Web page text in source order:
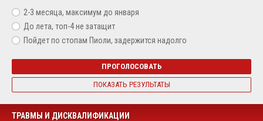
2-3 месяца, максимум до января
До лета, топ-4 не затащит
Пойдет по стопам Пиоли, задержится надолго
ПРОГОЛОСОВАТЬ
ПОКАЗАТЬ РЕЗУЛЬТАТЫ
ТРАВМЫ И ДИСКВАЛИФИКАЦИИ